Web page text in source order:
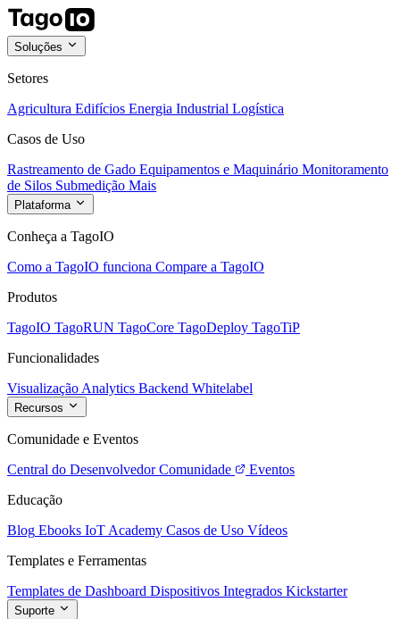
Soluções
Setores
Agricultura Edifícios Energia Industrial Logística
Casos de Uso
Rastreamento de Gado Equipamentos e Maquinário Monitoramento
de Silos Submedição Mais
Plataforma
Conheça a TagoIO
Como a TagoIO funciona Compare a TagoIO
Produtos
TagoIO TagoRUN TagoCore TagoDeploy TagoTiP
Funcionalidades
Visualização Analytics Backend Whitelabel
Recursos
Comunidade e Eventos
Central do Desenvolvedor Comunidade
Eventos
Educação
Blog Ebooks IoT Academy Casos de Uso Vídeos
Templates e Ferramentas
Templates de Dashboard Dispositivos Integrados Kickstarter
Suporte